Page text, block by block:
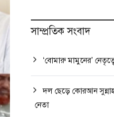
সাম্প্রতিক সংবাদ
‘বোমারু মামুনের’
দল ছেড়ে কোরআন
নেতা